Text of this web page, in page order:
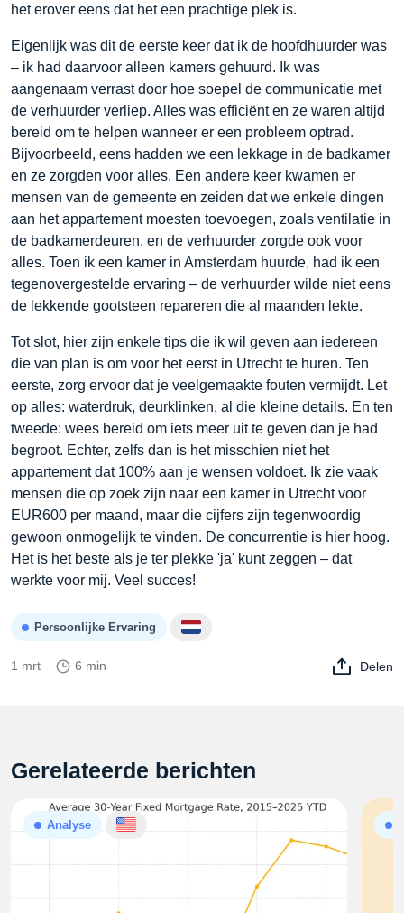
het erover eens dat het een prachtige plek is.
Eigenlijk was dit de eerste keer dat ik de hoofdhuurder was
– ik had daarvoor alleen kamers gehuurd. Ik was
aangenaam verrast door hoe soepel de communicatie met
de verhuurder verliep. Alles was efficiënt en ze waren altijd
bereid om te helpen wanneer er een probleem optrad.
Bijvoorbeeld, eens hadden we een lekkage in de badkamer
en ze zorgden voor alles. Een andere keer kwamen er
mensen van de gemeente en zeiden dat we enkele dingen
aan het appartement moesten toevoegen, zoals ventilatie in
de badkamerdeuren, en de verhuurder zorgde ook voor
alles. Toen ik een kamer in Amsterdam huurde, had ik een
tegenovergestelde ervaring – de verhuurder wilde niet eens
de lekkende gootsteen repareren die al maanden lekte.
Tot slot, hier zijn enkele tips die ik wil geven aan iedereen
die van plan is om voor het eerst in Utrecht te huren. Ten
eerste, zorg ervoor dat je veelgemaakte fouten vermijdt. Let
op alles: waterdruk, deurklinken, al die kleine details. En ten
tweede: wees bereid om iets meer uit te geven dan je had
begroot. Echter, zelfs dan is het misschien niet het
appartement dat 100% aan je wensen voldoet. Ik zie vaak
mensen die op zoek zijn naar een kamer in Utrecht voor
EUR600 per maand, maar die cijfers zijn tegenwoordig
gewoon onmogelijk te vinden. De concurrentie is hier hoog.
Het is het beste als je ter plekke 'ja' kunt zeggen – dat
werkte voor mij. Veel succes!
Persoonlijke Ervaring
1 mrt 6 min Delen
Gerelateerde berichten
Analyse